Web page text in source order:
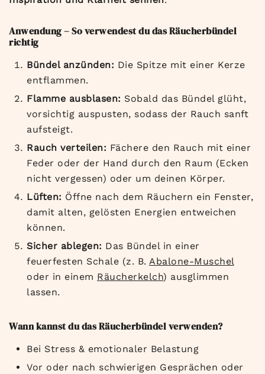
Anwendung – So verwendest du das Räucherbündel
richtig
Bündel anzünden: Die Spitze mit einer Kerze
entflammen.
Flamme ausblasen: Sobald das Bündel glüht,
vorsichtig auspusten, sodass der Rauch sanft
aufsteigt.
Rauch verteilen: Fächere den Rauch mit einer
Feder oder der Hand durch den Raum (Ecken
nicht vergessen) oder um deinen Körper.
Lüften: Öffne nach dem Räuchern ein Fenster,
damit alten, gelösten Energien entweichen
können.
Sicher ablegen: Das Bündel in einer
feuerfesten Schale (z. B. Abalone-Muschel
oder in einem Räucherkelch) ausglimmen
lassen.
Wann kannst du das Räucherbündel verwenden?
Bei Stress & emotionaler Belastung
Vor oder nach schwierigen Gesprächen oder